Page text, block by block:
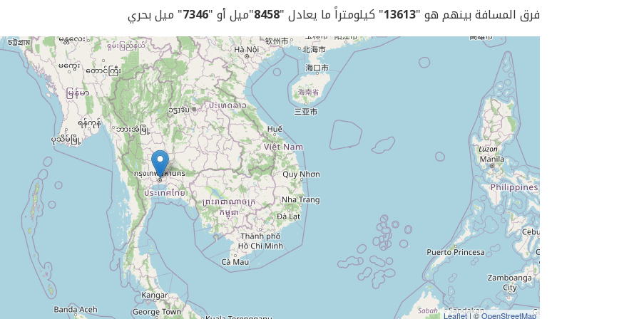
فرق المسافة بينهم هو "13613" كيلومتراً ما يعادل "8458"ميل أو "7346" ميل بحري
Leaflet| ©OpenStreetMap